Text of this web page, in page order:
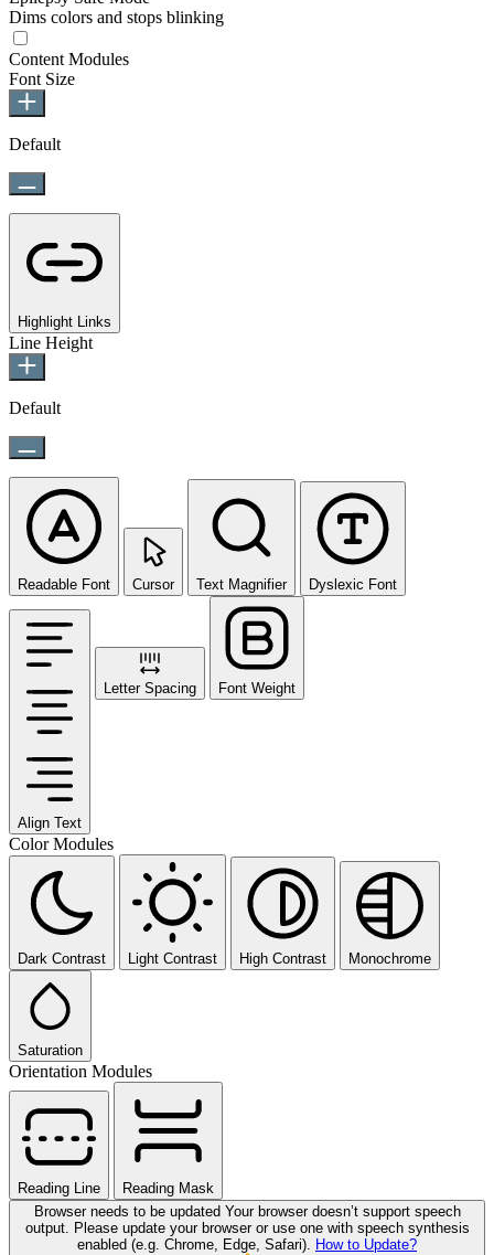
Dims colors and stops blinking
Content Modules
Font Size
Default
Highlight Links
Line Height
Default
Readable Font Cursor Text Magnifier Dyslexic Font
Align Text
Letter Spacing Font Weight
Color Modules
Dark Contrast Light Contrast High Contrast Monochrome
Saturation
Orientation Modules
Reading Line
Reading Mask
Browser needs to be updated Your browser doesn’t support speech
output. Please update your browser or use one with speech synthesis
enabled (e.g. Chrome, Edge, Safari). How to Update?